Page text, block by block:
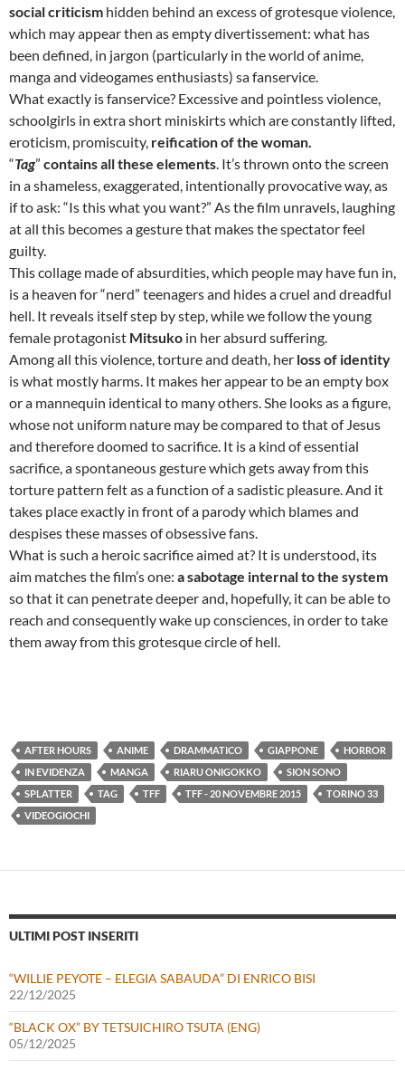
social criticism hidden behind an excess of grotesque violence,
which may appear then as empty divertissement: what has
been defined, in jargon (particularly in the world of anime,
manga and videogames enthusiasts) sa fanservice.
What exactly is fanservice? Excessive and pointless violence,
schoolgirls in extra short miniskirts which are constantly lifted,
eroticism, promiscuity, reification of the woman.
“Tag” contains all these elements. It’s thrown onto the screen
in a shameless, exaggerated, intentionally provocative way, as
if to ask: “Is this what you want?” As the film unravels, laughing
at all this becomes a gesture that makes the spectator feel
guilty.
This collage made of absurdities, which people may have fun in,
is a heaven for “nerd” teenagers and hides a cruel and dreadful
hell. It reveals itself step by step, while we follow the young
female protagonist Mitsuko in her absurd suffering.
Among all this violence, torture and death, her loss of identity
is what mostly harms. It makes her appear to be an empty box
or a mannequin identical to many others. She looks as a figure,
whose not uniform nature may be compared to that of Jesus
and therefore doomed to sacrifice. It is a kind of essential
sacrifice, a spontaneous gesture which gets away from this
torture pattern felt as a function of a sadistic pleasure. And it
takes place exactly in front of a parody which blames and
despises these masses of obsessive fans.
What is such a heroic sacrifice aimed at? It is understood, its
aim matches the film’s one: a sabotage internal to the system
so that it can penetrate deeper and, hopefully, it can be able to
reach and consequently wake up consciences, in order to take
them away from this grotesque circle of hell.
AFTER HOURS ANIME DRAMMATICO GIAPPONE
HORROR
IN EVIDENZA
MANGA RIARU ONIGOKKO
SION SONO
SPLATTER
TAG TFF TFF - 20 NOVEMBRE 2015
TORINO 33
VIDEOGIOCHI
ULTIMI POST INSERITI
“WILLIE PEYOTE – ELEGIA SABAUDA” DI ENRICO BISI
22/12/2025
“BLACK OX” BY TETSUICHIRO TSUTA (ENG)
05/12/2025